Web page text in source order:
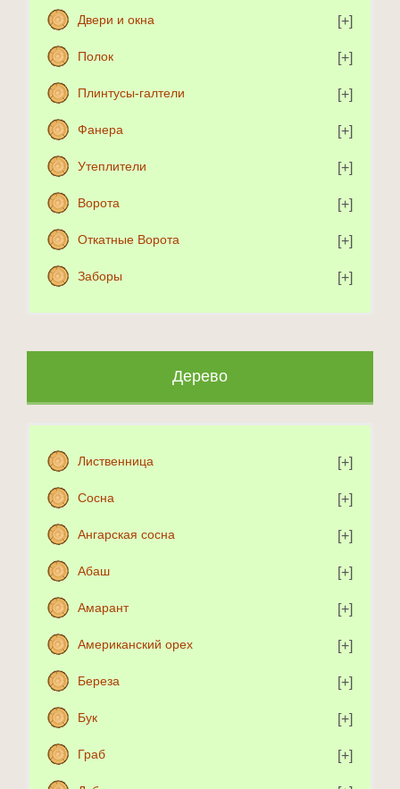
Двери и окна
Полок
Плинтусы-галтели
Фанера
Утеплители
Ворота
Откатные Ворота
Заборы
Дерево
Лиственница
Сосна
Ангарская сосна
Абаш
Амарант
Американский орех
Береза
Бук
Граб